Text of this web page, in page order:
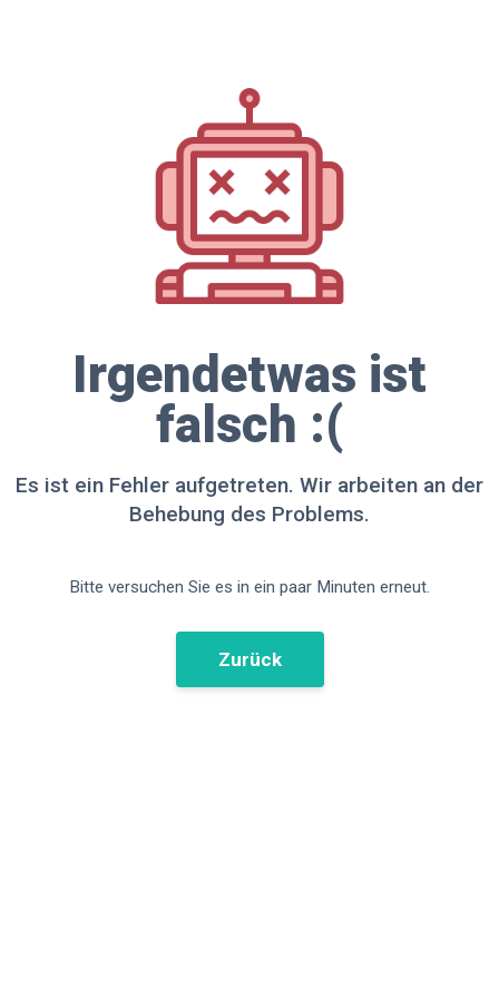
Irgendetwas ist
falsch :(
Es ist ein Fehler aufgetreten. Wir arbeiten an der
Behebung des Problems.
Bitte versuchen Sie es in ein paar Minuten erneut.
Zurück